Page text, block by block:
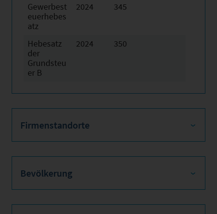
Gewerbest
euerhebes
atz
2024 345
Hebesatz
der
Grundsteu
er B
2024 350
Firmenstandorte
Bevölkerung